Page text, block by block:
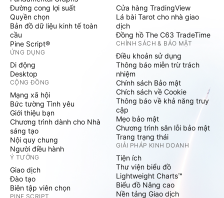
Đường cong lợi suất
Quyền chọn
Bản đồ dữ liệu kinh tế toàn
cầu
Pine Script®
ỨNG DỤNG
Di động
Desktop
CỘNG ĐỒNG
Mạng xã hội
Bức tường Tình yêu
Giới thiệu bạn
Chương trình dành cho Nhà
sáng tạo
Nội quy chung
Người điều hành
Ý TƯỞNG
Giao dịch
Đào tạo
Biên tập viên chọn
PINE SCRIPT
Cửa hàng TradingView
Lá bài Tarot cho nhà giao
dịch
Đồng hồ The C63 TradeTime
CHÍNH SÁCH & BẢO MẬT
Điều khoản sử dụng
Thông báo miễn trừ trách
nhiệm
Chính sách Bảo mật
Chích sách về Cookie
Thông báo về khả năng truy
cập
Mẹo bảo mật
Chương trình săn lỗi bảo mật
Trang trạng thái
GIẢI PHÁP KINH DOANH
Tiện ích
Thư viện biểu đồ
Lightweight Charts™
Biểu đồ Nâng cao
Nền tảng Giao dịch